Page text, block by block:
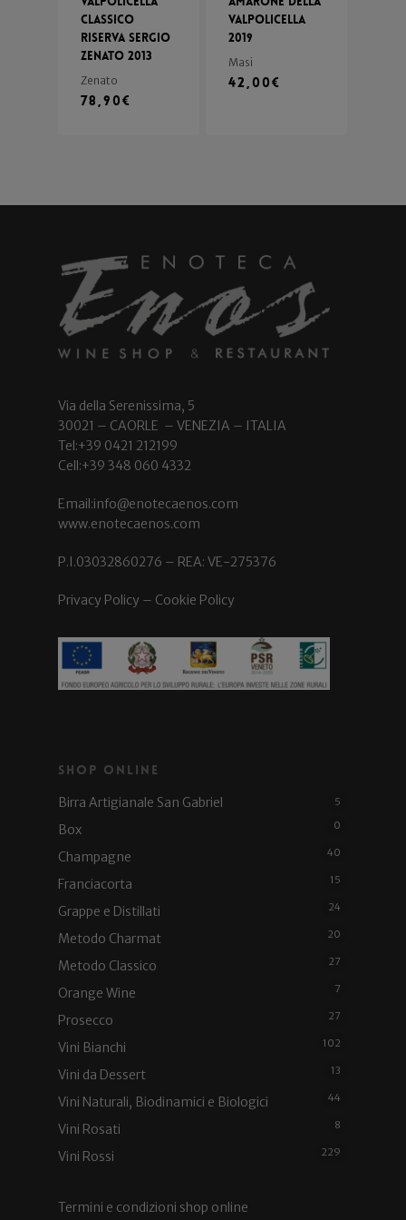
Classico
Riserva Sergio
Zenato 2013
Zenato
78,90€
Valpolicella
2019
Masi
42,00€
Via della Serenissima, 5
30021 – CAORLE – VENEZIA – ITALIA
Tel:+39 0421 212199
Cell:+39 348 060 4332
Email:info@enotecaenos.com
www.enotecaenos.com
P.I.03032860276 – REA: VE-275376
Privacy Policy – Cookie Policy
Shop Online
Birra Artigianale San Gabriel
5
Box 0
Champagne 40
Franciacorta 15
Grappe e Distillati 24
Metodo Charmat 20
Metodo Classico 27
Orange Wine 7
Prosecco 27
Vini Bianchi 102
Vini da Dessert 13
Vini Naturali, Biodinamici e Biologici 44
Vini Rosati 8
Vini Rossi 229
Termini e condizioni shop online